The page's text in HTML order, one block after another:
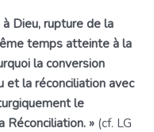
Dieu, rupture de la
temps atteinte à la
la conversion
et la réconciliation avec
le
» (cf. LG